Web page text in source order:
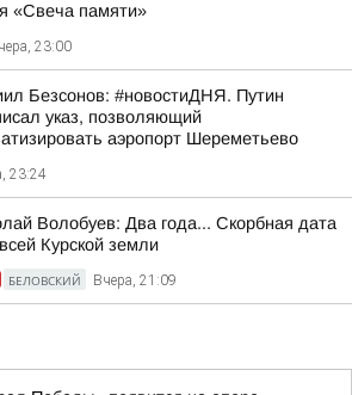
«Свеча памяти»
23:00
Безсонов: #новостиДНЯ. Путин
указ, позволяющий
аэропорт Шереметьево
23:24
Волобуев: Два года... Скорбная дата
Курской земли
БЕЛОВСКИЙ Вчера, 21:09